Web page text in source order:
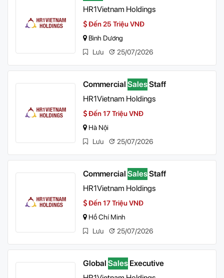
HR1Vietnam Holdings
Đến 25 Triệu VNĐ
Bình Dương
Lưu
25/07/2026
Commercial SalesStaff
HR1Vietnam Holdings
Đến 17 Triệu VNĐ
Hà Nội
Lưu
25/07/2026
Commercial SalesStaff
HR1Vietnam Holdings
Đến 17 Triệu VNĐ
Hồ Chí Minh
Lưu
25/07/2026
Global Sales Executive